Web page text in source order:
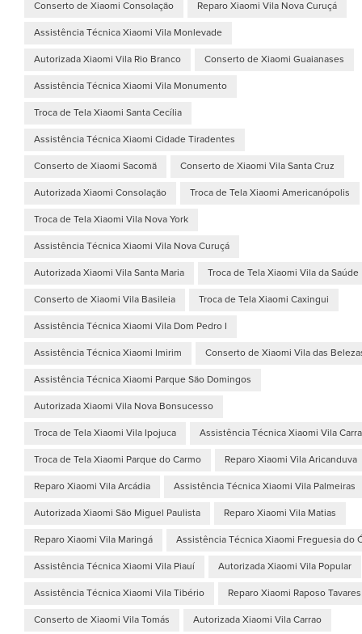
Conserto de Xiaomi Consolação Reparo Xiaomi Vila Nova Curuçá
Assistência Técnica Xiaomi Vila Monlevade
Autorizada Xiaomi Vila Rio Branco Conserto de Xiaomi Guaianases
Assistência Técnica Xiaomi Vila Monumento
Troca de Tela Xiaomi Santa Cecília
Assistência Técnica Xiaomi Cidade Tiradentes
Conserto de Xiaomi Sacomã Conserto de Xiaomi Vila Santa Cruz
Autorizada Xiaomi Consolação Troca de Tela Xiaomi Americanópolis
Troca de Tela Xiaomi Vila Nova York
Assistência Técnica Xiaomi Vila Nova Curuçá
Autorizada Xiaomi Vila Santa Maria Troca de Tela Xiaomi Vila da Saúde
Conserto de Xiaomi Vila Basileia Troca de Tela Xiaomi Caxingui
Assistência Técnica Xiaomi Vila Dom Pedro I
Assistência Técnica Xiaomi Imirim Conserto de Xiaomi Vila das
Assistência Técnica Xiaomi Parque São Domingos
Autorizada Xiaomi Vila Nova Bonsucesso
Troca de Tela Xiaomi Vila Ipojuca Assistência Técnica Xiaomi Vila
Troca de Tela Xiaomi Parque do Carmo Reparo Xiaomi Vila Aricanduva
Reparo Xiaomi Vila Arcádia Assistência Técnica Xiaomi Vila Palmeiras
Autorizada Xiaomi São Miguel Paulista Reparo Xiaomi Vila Matias
Reparo Xiaomi Vila Maringá Assistência Técnica Xiaomi Freguesia do
Assistência Técnica Xiaomi Vila Piauí Autorizada Xiaomi Vila Popular
Assistência Técnica Xiaomi Vila Tibério Reparo Xiaomi Raposo Tavares
Conserto de Xiaomi Vila Tomás Autorizada Xiaomi Vila Carrao